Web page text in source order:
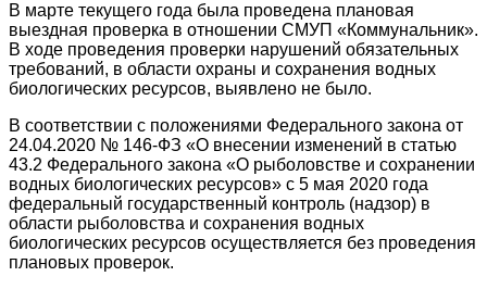
В марте текущего года была проведена плановая
выездная проверка в отношении СМУП «Коммунальник».
В ходе проведения проверки нарушений обязательных
требований, в области охраны и сохранения водных
биологических ресурсов, выявлено не было.
В соответствии с положениями Федерального закона от
24.04.2020 № 146-ФЗ «О внесении изменений в статью
43.2 Федерального закона «О рыболовстве и сохранении
водных биологических ресурсов» с 5 мая 2020 года
федеральный государственный контроль (надзор) в
области рыболовства и сохранения водных
биологических ресурсов осуществляется без проведения
плановых проверок.